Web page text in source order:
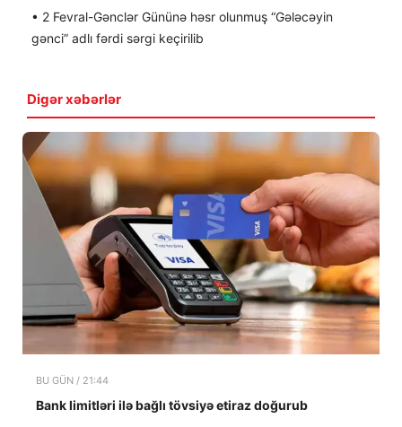
• 2 Fevral-Gənclər Gününə həsr olunmuş “Gələcəyin
gənci” adlı fərdi sərgi keçirilib
Digər xəbərlər
BU GÜN / 21:44
Bank limitləri ilə bağlı tövsiyə etiraz doğurub